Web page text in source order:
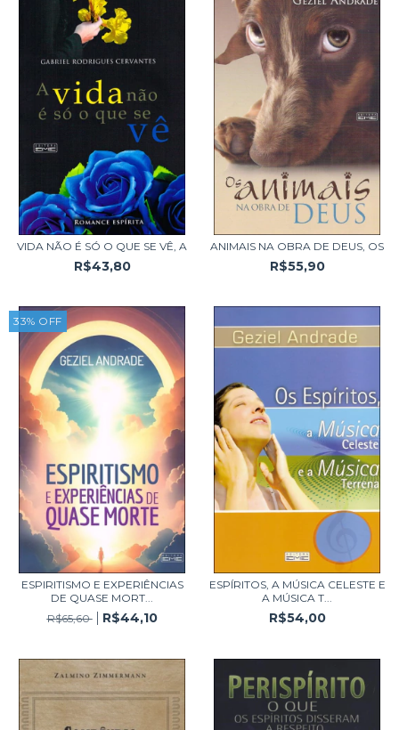
VIDA NÃO É SÓ O QUE SE VÊ, A
R$43,80
ANIMAIS NA OBRA DE DEUS, OS
R$55,90
33% OFF
ESPIRITISMO E EXPERIÊNCIAS
DE QUASE MORT...
R$65,60
R$44,10
ESPÍRITOS, A MÚSICA CELESTE E
A MÚSICA T...
R$54,00